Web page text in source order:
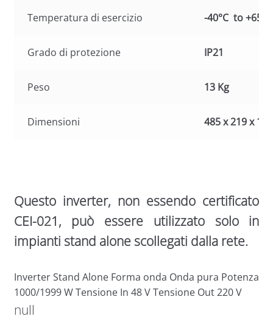
Temperatura di esercizio -40°C to +65°C
Grado di protezione IP21
Peso 13 Kg
Dimensioni 485 x 219 x
Questo inverter, non essendo certificato
CEI-021, può essere utilizzato solo in
impianti stand alone scollegati dalla rete.
Inverter Stand Alone Forma onda Onda pura Potenza
1000/1999 W Tensione In 48 V Tensione Out 220 V
null